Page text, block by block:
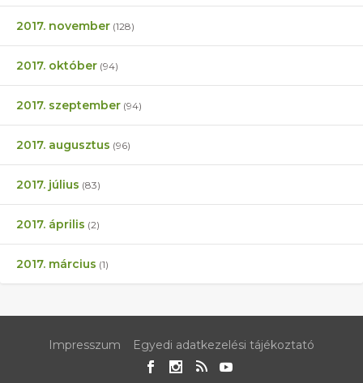
2017. november (128)
2017. október (94)
2017. szeptember (94)
2017. augusztus (96)
2017. július (83)
2017. április (2)
2017. március (1)
Impresszum Egyedi adatkezelési tájékoztató